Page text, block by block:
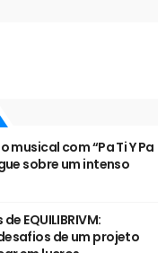
musical com “Pa Ti Y Pa
sobre um intenso
EQUILIBRIVM:
de um projeto